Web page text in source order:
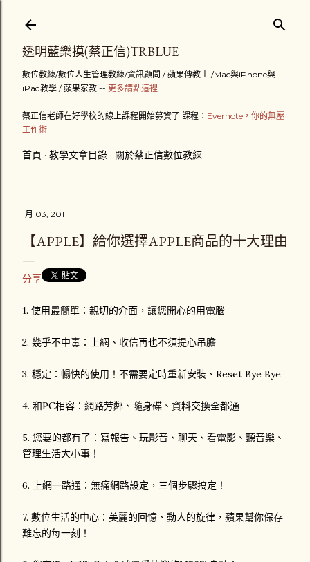
透明藍樂摸(蔡正信)TRBLUE
數位教練/數位人生管理教練/資訊顧問 / 蘋果傳教士 /Mac與iPhone與
iPad教學 / 蘋果家教 -- 更多請點這裡
蔡正信老師在好學校的線上課程開始募資了 課程： Evernote，你的無壓
工作術
首頁 教學文章目錄 關於蔡正信數位教練
1月 03, 2011
【APPLE】給你選擇APPLE商品的十大理由
分享
1. 使用最簡單：親切的介面，讓您開心的用電腦
2. 幾乎不中毒：上網、收信再也不須提心吊膽
3. 穩定：暢快的使用！不需要定時重新安裝、Reset Bye Bye
4. 和PC相容：網路芳鄰、隨身碟、資料交換全都通
5. 您要的都有了：寫報告、玩影音、聊天、看電影、聽音樂、
管理生活大小事！
6. 上網一路通：無痛網路設定，三個步驟搞定！
7. 數位生活的中心：美麗的回憶、動人的旋律，蘋果幫你保存
難忘的每一刻！